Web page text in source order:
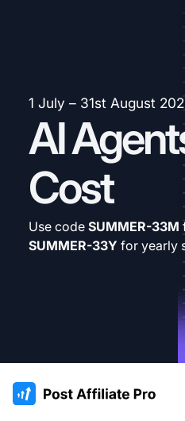
1 July – 31st August
AI
Cost
Use code SUMMER-33M
SUMMER-33Y for yearly
:site.title